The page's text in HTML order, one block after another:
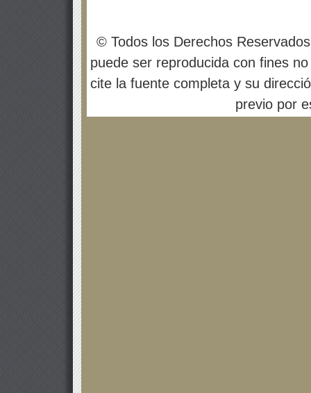
© Todos los Derechos
puede ser reproducida con fines
cite la fuente completa y su
previo por